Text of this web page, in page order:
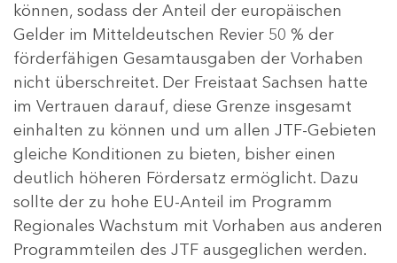
können, sodass der Anteil der europäischen
Gelder im Mitteldeutschen Revier 50 % der
förderfähigen Gesamtausgaben der Vorhaben
nicht überschreitet. Der Freistaat Sachsen hatte
im Vertrauen darauf, diese Grenze insgesamt
einhalten zu können und um allen JTF-Gebieten
gleiche Konditionen zu bieten, bisher einen
deutlich höheren Fördersatz ermöglicht. Dazu
sollte der zu hohe EU-Anteil im Programm
Regionales Wachstum mit Vorhaben aus anderen
Programmteilen des JTF ausgeglichen werden.